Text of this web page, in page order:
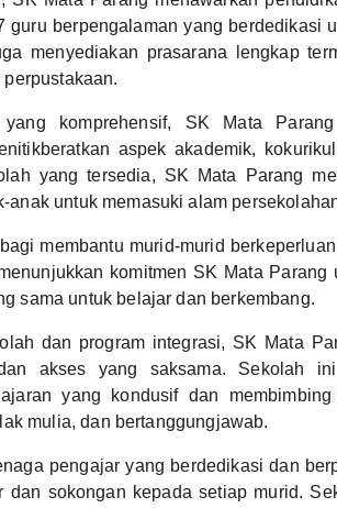
berpengalaman yang berdedikasi
menyediakan prasarana lengkap
yang komprehensif, SK Mata
aspek akademik,
yang tersedia, SK Mata Parang
untuk memasuki alam
membantu murid-murid
komitmen SK Mata Parang
sama untuk belajar dan berkembang.
dan program integrasi, SK Mata
akses yang saksama. Sekolah
yang kondusif dan
mulia, dan bertanggungjawab.
pengajar yang berdedikasi dan
dan sokongan kepada setiap murid.